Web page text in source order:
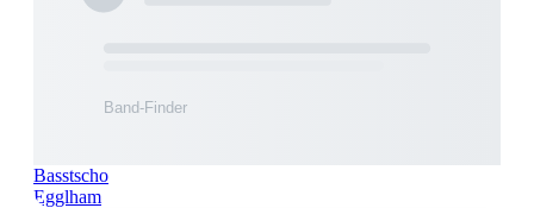
Basstscho
Egglham